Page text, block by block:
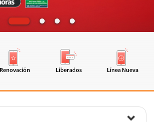
Renovación Liberados Línea Nueva